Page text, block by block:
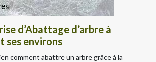
d’Abattage d’arbre à
ses environs
comment abattre un arbre grâce à la